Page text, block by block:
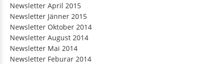
Newsletter April 2015
Newsletter Jänner 2015
Newsletter Oktober 2014
Newsletter August 2014
Newsletter Mai 2014
Newsletter Feburar 2014